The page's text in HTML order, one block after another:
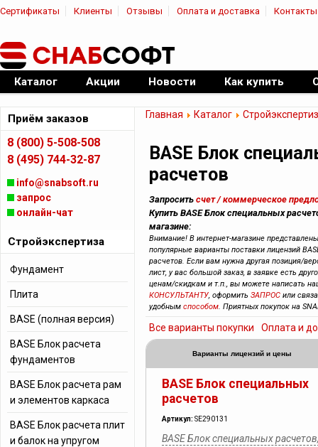
Сертификаты Клиенты Отзывы Оплата и доставка Контакты
Официальный дилер ПО
Каталог Акции Новости Как купить
Главная Каталог
BASE Блок
расчетов
Запросить счет / коммерческое
Купить BASE Блок специальных
магазине:
Внимание! В интернет-магазине
популярные варианты поставки лицензий
расчетов. Если вам нужна другая позиция/
лист, у вас большой заказ, в заявке есть
ценам/скидкам и т.п., вы можете написать
КОНСУЛЬТАНТУ, оформить ЗАПРОС или
удобным способом. Приятных покупок на
Все варианты покупки Оплата и
Варианты лицензий и цены
BASE Блок специальных
расчетов
Артикул: SE290131
BASE Блок специальных
Приём заказов
8 (800) 5-508-508
8 (495) 744-32-87
info@snabsoft.ru
запрос
онлайн-чат
Стройэкспертиза
Фундамент
Плита
BASE (полная версия)
BASE Блок расчета
фундаментов
BASE Блок расчета рам
и элементов каркаса
BASE Блок расчета плит
и балок на упругом